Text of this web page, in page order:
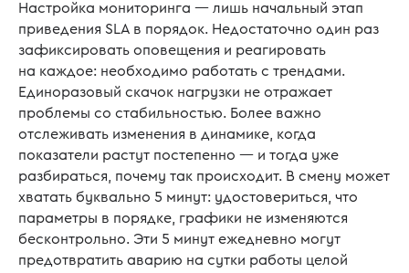
Настройка мониторинга — лишь начальный этап
приведения SLA в порядок. Недостаточно один раз
зафиксировать оповещения и реагировать
на каждое: необходимо работать с трендами.
Единоразовый скачок нагрузки не отражает
проблемы со стабильностью. Более важно
отслеживать изменения в динамике, когда
показатели растут постепенно — и тогда уже
разбираться, почему так происходит. В смену может
хватать буквально 5 минут: удостовериться, что
параметры в порядке, графики не изменяются
бесконтрольно. Эти 5 минут ежедневно могут
предотвратить аварию на сутки работы целой